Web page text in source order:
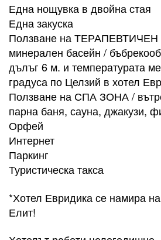
Една нощувка в двойна стая
Една закуска
Ползване на
минерален басейн /
дълъг 6 м. и температурата
градуса по Целзий в хотел
Ползване на СПА ЗОНА /
парна баня, сауна, джакузи,
Орфей
Интернет
Паркинг
Туристическа такса
​*Хотел Евридика се намира
Елит!